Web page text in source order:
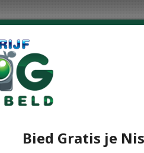
Bied Gratis je